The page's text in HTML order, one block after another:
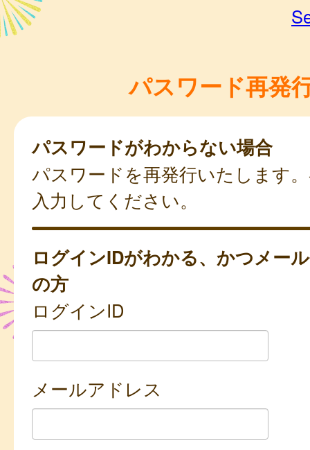
パスワード再発
パスワードがわからない場合
パスワードを再発行いたします
入力してください。
ログインIDがわかる、かつメー
の方
ログインID
メールアドレス